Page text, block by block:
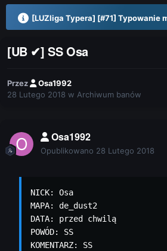
[LUZliga Typera] [#71] Typowanie
[UB ✔] SS Osa
Przez
Osa1992
28 Lutego 2018 w Archiwum banów
Osa1992
Opublikowano 28 Lutego 2018
NICK: Osa
MAPA: de_dust2
DATA: przed chwilą
POWÓD: SS
KOMENTARZ: SS